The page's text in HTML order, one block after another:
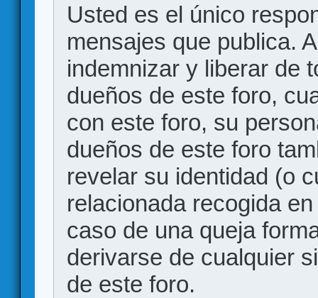
Usted es el único
mensajes que publica.
indemnizar y liberar de
dueños de este foro,
con este foro, su
dueños de este foro
revelar su identidad (o
relacionada recogida
caso de una queja
derivarse de cualquier
de este foro.